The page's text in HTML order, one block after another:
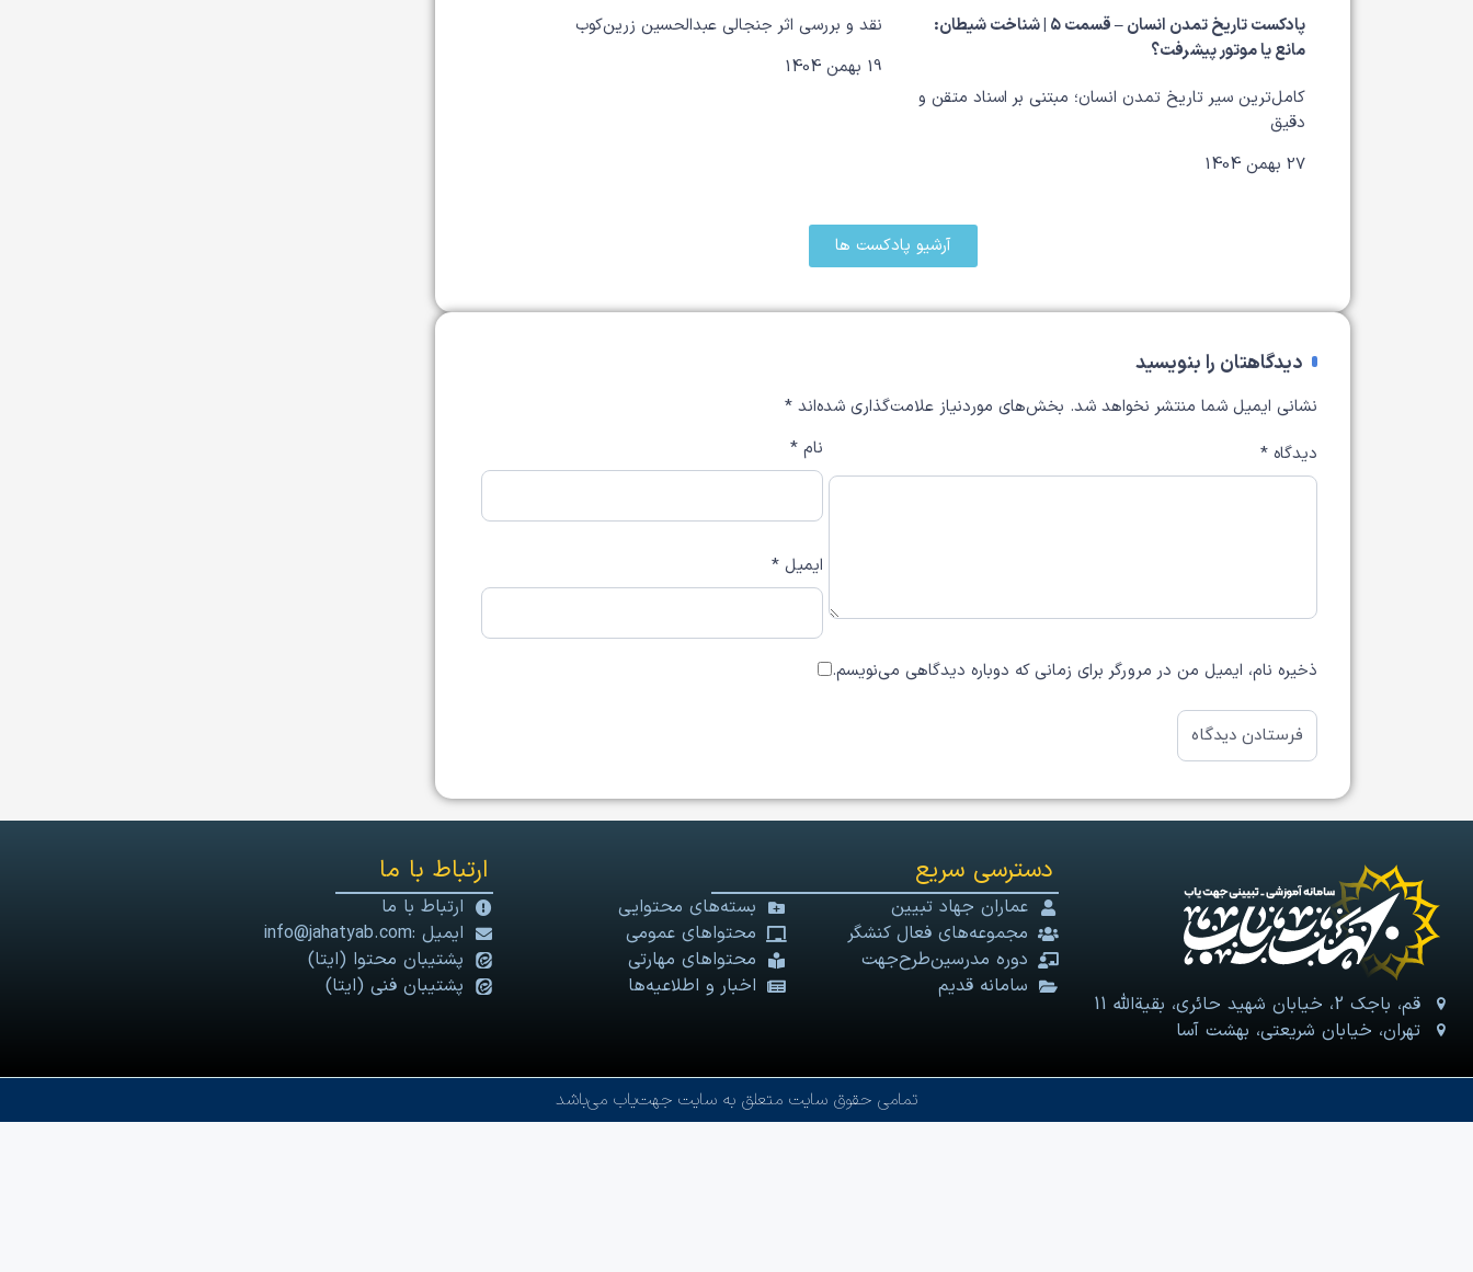
پادکست تاریخ تمدن انسان – قسمت ۵ | شناخت شیطان:
مانع یا موتور پیشرفت؟
کامل‌ترین سیر تاریخ تمدن انسان؛ مبتنی بر اسناد متقن و
دقیق
27 بهمن 1404
نقد و بررسی اثر جنجالی عبدالحسین زرین‌کوب
19 بهمن 1404
آرشیو پادکست ها
دیدگاهتان را بنویسید
نشانی ایمیل شما منتشر نخواهد شد. بخش‌های موردنیاز علامت‌گذاری شده‌اند *
دیدگاه * نام *
ایمیل *
ذخیره نام، ایمیل من در مرورگر برای زمانی که دوباره دیدگاهی می‌نویسم.
قم، باجک 2، خیابان شهید حائری، بقیةالله 11
تهران، خیابان شریعتی، بهشت آسا
دسترسی سریع
عماران جهاد تبیین
مجموعه‌های فعال کنشگر
دوره مدرسین‌طرح‌جهت
سامانه قدیم
بسته‌های محتوایی
محتواهای عمومی
محتواهای مهارتی
اخبار و اطلاعیه‌ها
ارتباط با ما
ارتباط با ما
ایمیل :info@jahatyab.com
پشتیبان محتوا (ایتا)
پشتیبان فنی (ایتا)
تمامی حقوق سایت متعلق به سایت جهت‌یاب می‌باشد